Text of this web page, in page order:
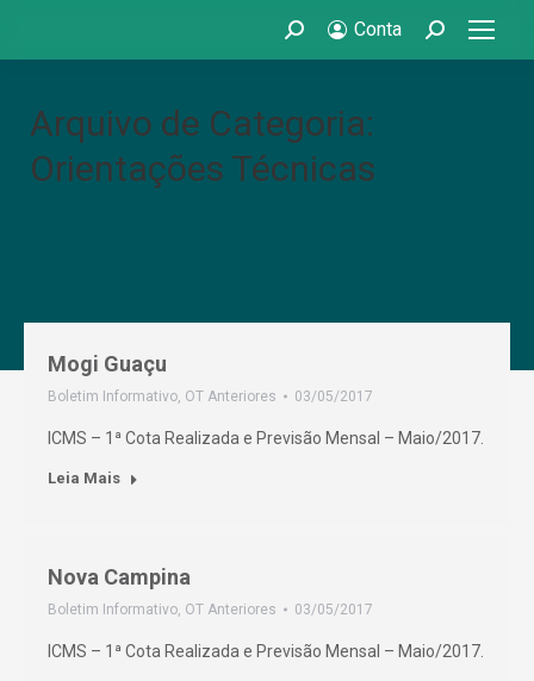
Search: Conta Search:
Arquivo de Categoria:
Orientações Técnicas
Mogi Guaçu
Boletim Informativo, OT Anteriores 03/05/2017
ICMS – 1ª Cota Realizada e Previsão Mensal – Maio/2017.
Leia Mais
Nova Campina
Boletim Informativo, OT Anteriores 03/05/2017
ICMS – 1ª Cota Realizada e Previsão Mensal – Maio/2017.